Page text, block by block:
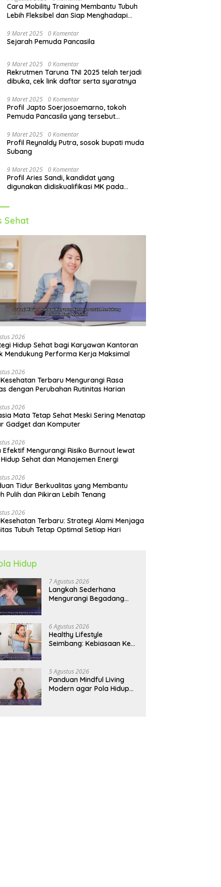
Cara Mobility Training Membantu Tubuh
Lebih Fleksibel dan Siap Menghadapi
9 Maret 2025 0 Komentar
Sejarah Pemuda Pancasila
9 Maret 2025 0 Komentar
Rekrutmen Taruna TNI 2025 telah terjadi
dibuka, cek link daftar serta syaratnya
9 Maret 2025 0 Komentar
Profil Japto Soerjosoemarno, tokoh
Pemuda Pancasila yang tersebut
9 Maret 2025 0 Komentar
Profil Reynaldy Putra, sosok bupati muda
Subang
9 Maret 2025 0 Komentar
Profil Aries Sandi, kandidat yang
digunakan didiskualifikasi MK pada
Sehat
2026
Hidup Sehat bagi Karyawan Kantoran
Mendukung Performa Kerja Maksimal
2026
Terbaru Mengurangi Rasa
dengan Perubahan Rutinitas Harian
2026
Mata Tetap Sehat Meski Sering Menatap
Gadget dan Komputer
2026
Efektif Mengurangi Risiko Burnout lewat
Sehat dan Manajemen Energi
2026
Tidur Berkualitas yang Membantu
Pulih dan Pikiran Lebih Tenang
2026
Terbaru: Strategi Alami Menjaga
Tubuh Tetap Optimal Setiap Hari
Hidup
7 Agustus 2026
Langkah Sederhana
Mengurangi Begadang
Panjang
6 Agustus 2026
Healthy Lifestyle
Seimbang: Kebiasaan Kecil
5 Agustus 2026
Panduan Mindful Living
Modern agar Pola Hidup